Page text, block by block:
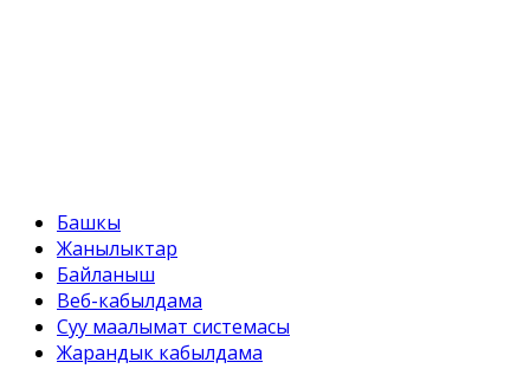
Башкы
Жанылыктар
Байланыш
Веб-кабылдама
Суу маалымат системасы
Жарандык кабылдама